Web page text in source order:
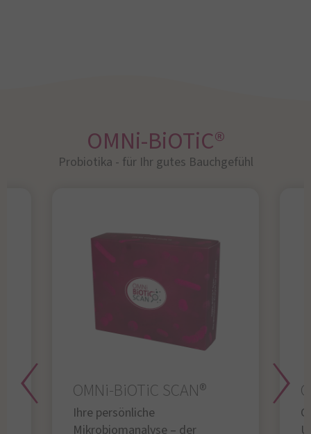
OMNi-BiOTiC®
Probiotika - für Ihr gutes Bauchgefühl​
OMNi-BiOTiC SCAN®
Ihre persönliche
Mikrobiomanalyse – der